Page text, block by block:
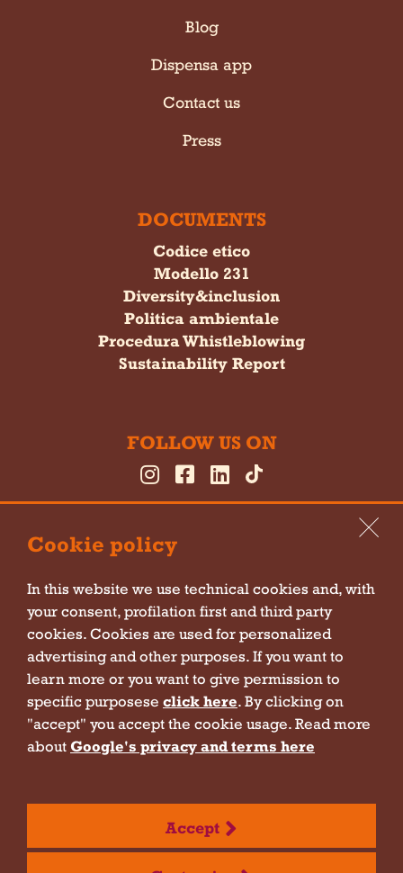
Blog
Dispensa app
Contact us
Press
DOCUMENTS
Codice etico
Modello 231
Diversity&inclusion
Politica ambientale
Procedura Whistleblowing
Sustainability Report
FOLLOW US ON
Cookie policy
Privacy policy
Sitemap
Company information
Contact form policy
Newsletter policy
Dispensa Emilia - VAT number 03143150369 - Copyright 2026
Cookie policy
In this website we use technical cookies and, with
your consent, profilation first and third party
cookies. Cookies are used for personalized
advertising and other purposes. If you want to
learn more or you want to give permission to
specific purposese click here. By clicking on
"accept" you accept the cookie usage. Read more
about Google's privacy and terms here
Accept